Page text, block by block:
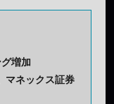
増加
マネックス証券